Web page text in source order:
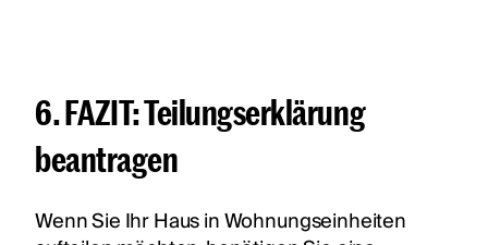
6. FAZIT: Teilungserklärung
beantragen
Wenn Sie Ihr Haus in Wohnungseinheiten